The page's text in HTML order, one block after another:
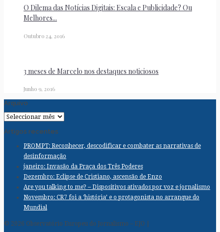
O Dilema das Notícias Digitais: Escala e Publicidade? Ou
Melhores...
Outubro 24, 2016
3 meses de Marcelo nos destaques noticiosos
Junho 9, 2016
Arquivo
Arquivo
Artigos recentes
PROMPT: Reconhecer, descodificar e combater as narrativas de
desinformação
janeiro: Invasão da Praça dos Três Poderes
Dezembro: Eclipse de Cristiano, ascensão de Enzo
Are you talking to me? – Dispositivos ativados por voz e jornalismo
Novembro: CR7 foi a ‘história’ e o protagonista no arranque do
Mundial
© 2026 Observatório Europeu do Jornalismo – EJO |